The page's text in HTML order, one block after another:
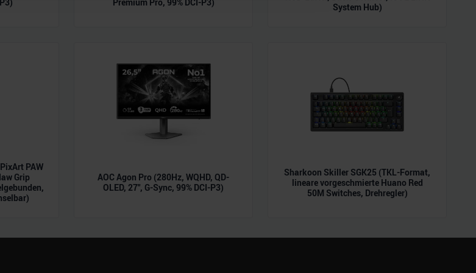
System Hub)
PAW
Grip
AOC Agon Pro (280Hz, WQHD, QD-
OLED, 27", G-Sync, 99% DCI-P3)
Sharkoon Skiller SGK25 (TKL-Format,
lineare vorgeschmierte Huano Red
50M Switches, Drehregler)